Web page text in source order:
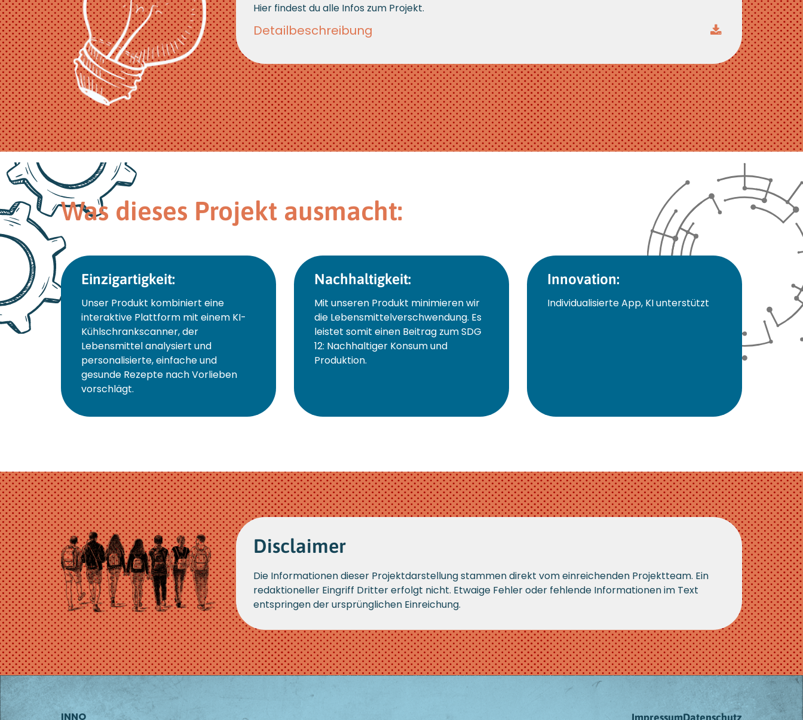
Hier findest du alle Infos zum Projekt.
Detailbeschreib ung
Was dieses Projekt ausmacht:
Einzigartigkeit:
Unser Produkt kombiniert eine
interaktive Plattform mit einem KI-
Kühlschrankscanner, der
Lebensmittel analysiert und
personalisierte, einfache und
gesunde Rezepte nach Vorlieben
vorschlägt.
Nachhaltigkeit:
Mit unseren Produkt minimieren wir
die Lebensmittelverschwendung. Es
leistet somit einen Beitrag zum SDG
12: Nachhaltiger Konsum und
Produktion.
Innovation:
Individualisierte App, KI unterstützt
Disclaimer
Die Informationen dieser Projektdarstellung stammen direkt vom einreichenden Projektteam. Ein
redaktioneller Eingriff Dritter erfolgt nicht. Etwaige Fehler oder fehlende Informationen im Text
entspringen der ursprünglichen Einreichung.
INNO